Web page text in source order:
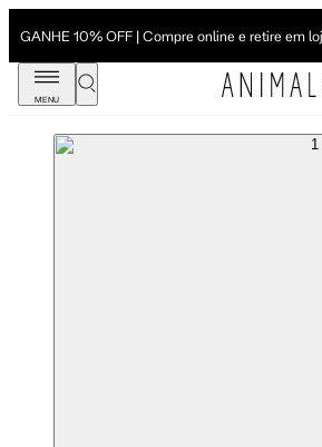
GANHE 10% OFF | Compre online e retire em
MENU